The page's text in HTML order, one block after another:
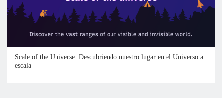
Scale of the Universe: Descubriendo nuestro lugar en el Universo a
escala